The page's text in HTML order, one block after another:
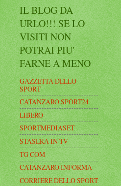
IL BLOG DA
URLO!!! SE LO
VISITI NON
POTRAI PIU'
FARNE A MENO
GAZZETTA DELLO
SPORT
CATANZARO SPORT24
LIBERO
SPORTMEDIASET
STASERA IN TV
TG COM
CATANZARO INFORMA
CORRIERE DELLO SPORT